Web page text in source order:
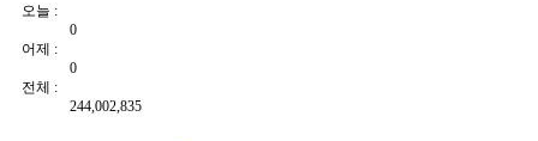
오늘 :
0
어제 :
0
전체 :
244,002,835